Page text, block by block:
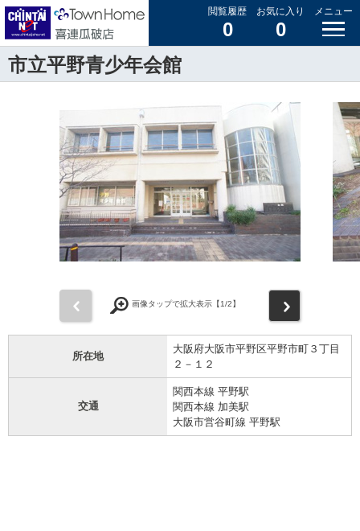
閲覧履歴
0
お気に入り
0
メニュー
市立平野青少年会館
画像タップで拡大表示【1/2】
所在地
大阪府大阪市平野区平野市町３丁目
２－１２
交通
関西本線 平野駅
関西本線 加美駅
大阪市営谷町線 平野駅